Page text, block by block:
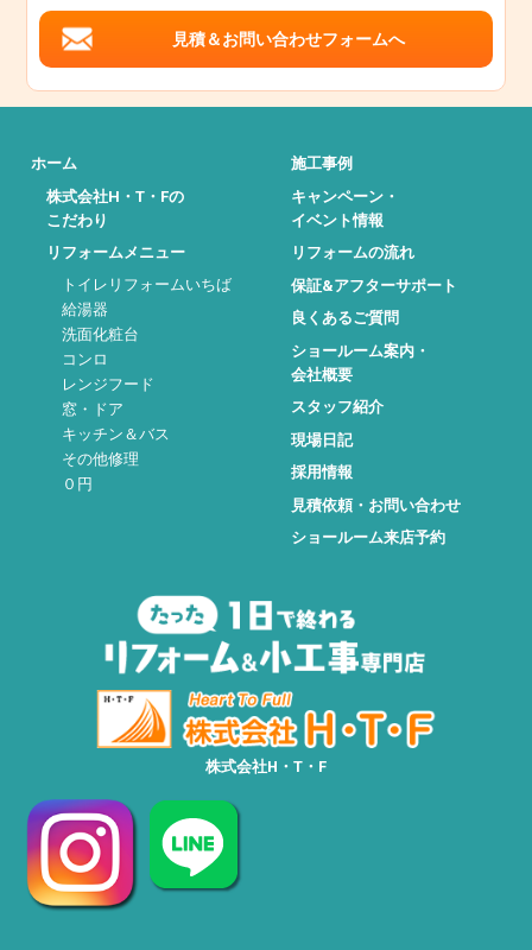
見積＆お問い合わせフォームへ
ホーム
株式会社H・T・Fの
こだわり
リフォームメニュー
トイレリフォームいちば
給湯器
洗面化粧台
コンロ
レンジフード
窓・ドア
キッチン＆バス
その他修理
０円
施工事例
キャンペーン・
イベント情報
リフォームの流れ
保証&アフターサポート
良くあるご質問
ショールーム案内・
会社概要
スタッフ紹介
現場日記
採用情報
見積依頼・お問い合わせ
ショールーム来店予約
株式会社H・T・F